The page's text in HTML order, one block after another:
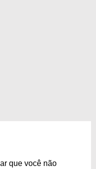
que você não